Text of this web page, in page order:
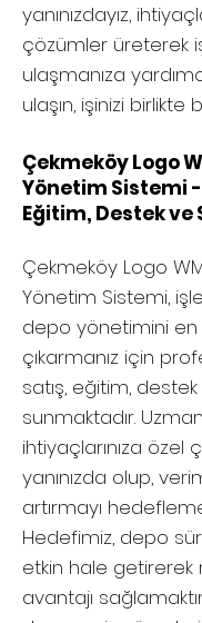
yanınızdayız,
çözümler üreterek
ulaşmanıza
ulaşın, işinizi birlikte
Çekmeköy Logo
Yönetim Sistemi -
Eğitim, Destek ve
Çekmeköy Logo
Yönetim Sistemi,
depo yönetimini
çıkarmanız için
satış, eğitim,
sunmaktadır.
ihtiyaçlarınıza özel
yanınızda olup,
artırmayı
Hedefimiz, depo
etkin hale getirerek
avantajı